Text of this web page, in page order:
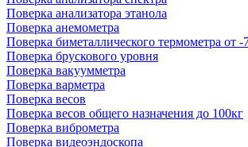
Поверка анализатора этанола
Поверка анемометра
Поверка биметаллического термометра от -
Поверка брускового уровня
Поверка вакуумметра
Поверка варметра
Поверка весов
Поверка весов общего назначения до 100кг
Поверка виброметра
Поверка видеоэндоскопа